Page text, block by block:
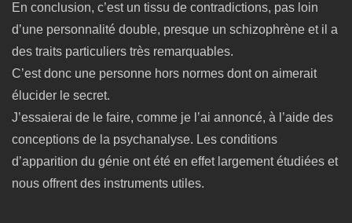
En conclusion, c’est un tissu de contradictions, pas loin
d’une personnalité double, presque un schizophrène et il a
des traits particuliers très remarquables.
C’est donc une personne hors normes dont on aimerait
élucider le secret.
J’essaierai de le faire, comme je l’ai annoncé, à l’aide des
conceptions de la psychanalyse. Les conditions
d’apparition du génie ont été en effet largement étudiées et
nous offrent des instruments utiles.